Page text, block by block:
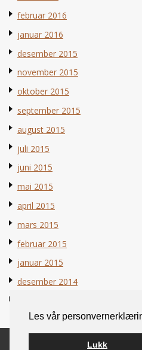
Les vår
Lukk
februar 2016
januar 2016
desember 2015
november 2015
oktober 2015
september 2015
august 2015
juli 2015
juni 2015
mai 2015
april 2015
mars 2015
februar 2015
januar 2015
desember 2014
© 2026 Norsk